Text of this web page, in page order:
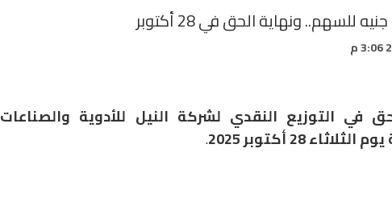
في التوزيع النقدي لشركة النيل للأدوية والصناعات
28 أكتوبر 2025
.